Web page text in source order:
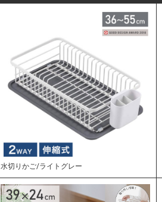
水切りかご/ライトグレー